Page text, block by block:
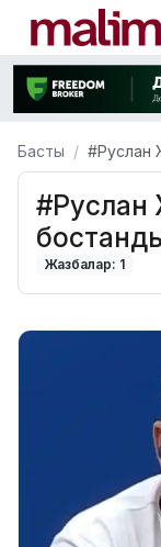
Басты #Руслан
#Руслан
Жазбалар: 1